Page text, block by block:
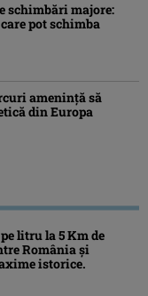
schimbări majore:
pot schimba
ameninţă să
din Europa
litru la 5 Km de
România și
istorice.